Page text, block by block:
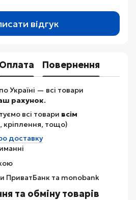
відгук
Оплата Повернення
— всі товари
рахунок.
всі товари всім
кріплення, тощо)
доставку
ПриватБанк та monobank
та обміну товарів